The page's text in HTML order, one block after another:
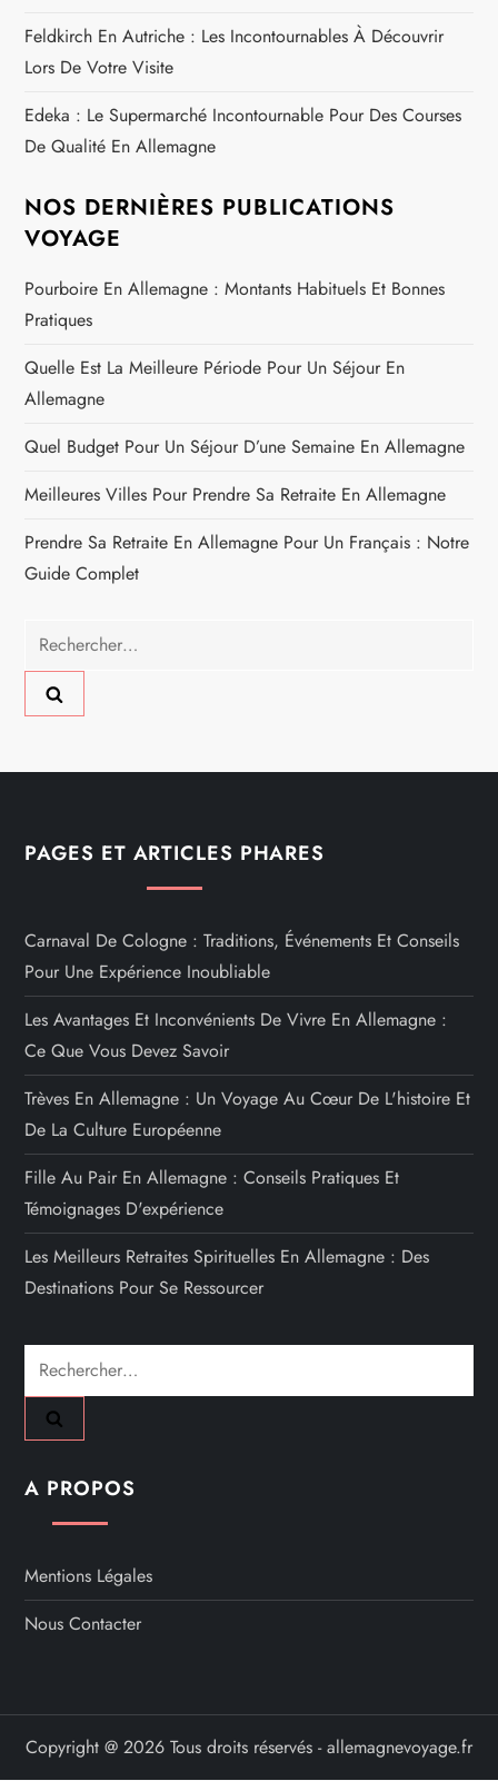
Feldkirch En Autriche : Les Incontournables À Découvrir
Lors De Votre Visite
Edeka : Le Supermarché Incontournable Pour Des Courses
De Qualité En Allemagne
NOS DERNIÈRES PUBLICATIONS
VOYAGE
Pourboire En Allemagne : Montants Habituels Et Bonnes
Pratiques
Quelle Est La Meilleure Période Pour Un Séjour En
Allemagne
Quel Budget Pour Un Séjour D’une Semaine En Allemagne
Meilleures Villes Pour Prendre Sa Retraite En Allemagne
Prendre Sa Retraite En Allemagne Pour Un Français : Notre
Guide Complet
Rechercher :
PAGES ET ARTICLES PHARES
Carnaval De Cologne : Traditions, Événements Et Conseils
Pour Une Expérience Inoubliable
Les Avantages Et Inconvénients De Vivre En Allemagne :
Ce Que Vous Devez Savoir
Trèves En Allemagne : Un Voyage Au Cœur De L'histoire Et
De La Culture Européenne
Fille Au Pair En Allemagne : Conseils Pratiques Et
Témoignages D'expérience
Les Meilleurs Retraites Spirituelles En Allemagne : Des
Destinations Pour Se Ressourcer
Rechercher :
A PROPOS
Mentions Légales
Nous Contacter
Copyright @ 2026 Tous droits réservés - allemagnevoyage.fr